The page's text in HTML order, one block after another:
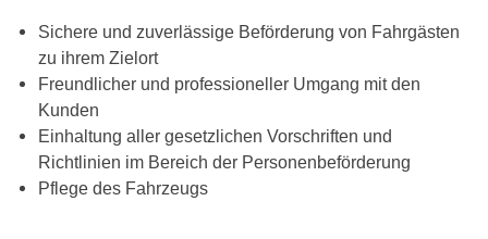
Sichere und zuverlässige Beförderung von Fahrgästen
zu ihrem Zielort
Freundlicher und professioneller Umgang mit den
Kunden
Einhaltung aller gesetzlichen Vorschriften und
Richtlinien im Bereich der Personenbeförderung
Pflege des Fahrzeugs